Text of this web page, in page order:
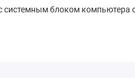
блоком компьютера